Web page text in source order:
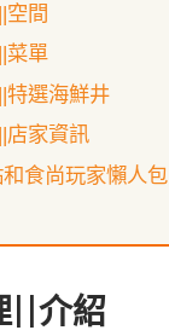
空間
菜單
特選海鮮井
店家資訊
食尚玩家懶人包
||介紹